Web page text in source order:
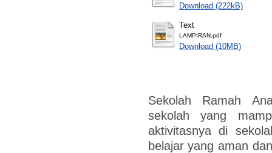
Download (222kB)
Text
LAMPIRAN.pdf
Download (10MB)
Sekolah Ramah
sekolah yang
aktivitasnya di
belajar yang aman